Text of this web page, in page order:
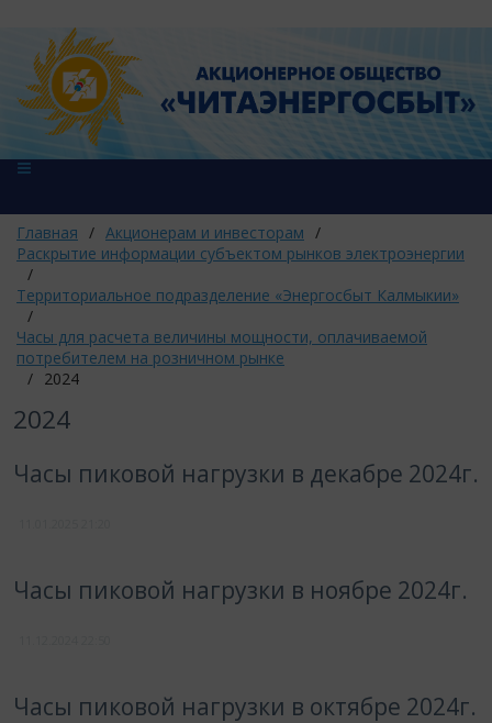
Главная / Акционерам и инвесторам /
Раскрытие информации субъектом рынков электроэнергии
/
Территориальное подразделение «Энергосбыт Калмыкии»
/
Часы для расчета величины мощности, оплачиваемой
потребителем на розничном рынке
/ 2024
2024
Часы пиковой нагрузки в декабре 2024г.
Часы пиковой нагрузки в ноябре 2024г.
Часы пиковой нагрузки в октябре 2024г.